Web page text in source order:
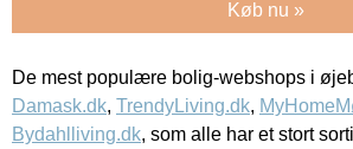
Køb nu »
De mest populære bolig-webshops i
Damask.dk, TrendyLiving.dk,
Bydahlliving.dk, som alle har et stort